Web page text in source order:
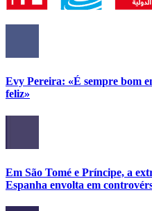
Evy Pereira: «É sempre bom
feliz»
Em São Tomé e Príncipe, a
Espanha envolta em